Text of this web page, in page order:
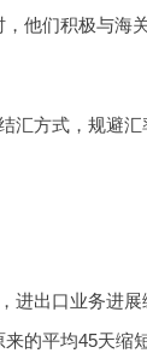
他们积极与海
汇方式，规避
进出口业务进
的平均45天缩